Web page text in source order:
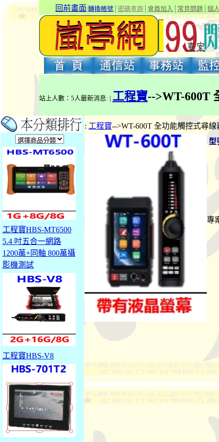
回前畫面|轉換帳號 密碼查詢 會員加入 常見問題 個
站上人數：5人最新消息: | 工程寶-->WT-600T
工程寶HBS-MT6500
5.4 吋五合一網路
1200萬+同軸 800萬攝
影機測試
工程寶HBS-V8
: 工程寶-->WT-600T 全功能觸控式尋
型
專